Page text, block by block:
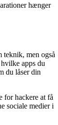
hænger
teknik, men også
apps du
du låser din
for hackere at få
sociale medier i